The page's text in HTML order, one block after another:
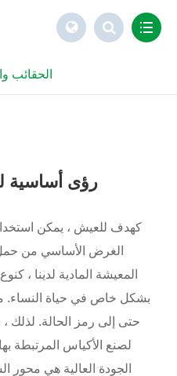
الحقائب
رؤى أساسية
كهدف للعيش ، يمكن استخدام
الغرض الأساسي من
المعيشة المادية لدينا ،
بشكل خاص في حياة النساء.
حتى إلى رمز الحالة. لذلك
لصنع الأكياس المرتبطة
الجودة العالية هي محور